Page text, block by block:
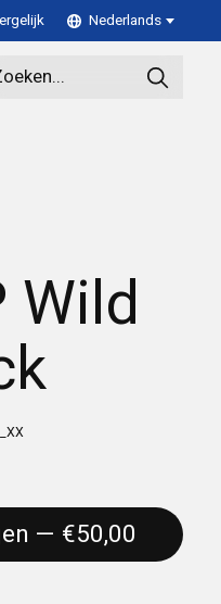
Nederlands
Wild
Toevoegen aan winkelwagen — €50,00